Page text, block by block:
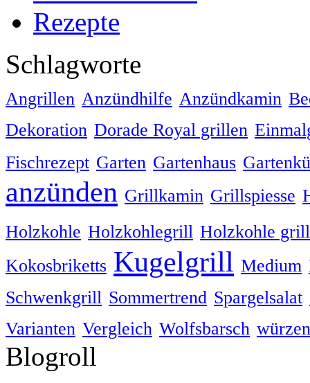
Rezepte
Schlagworte
Angrillen Anzündhilfe Anzündkamin
Dekoration Dorade Royal grillen
Fischrezept Garten Gartenhaus
anzünden Grillkamin Grillspiesse
Holzkohle Holzkohlegrill Holzkohle
Kokosbriketts Kugelgrill Medium
Schwenkgrill Sommertrend Spargelsalat
Varianten Vergleich Wolfsbarsch würzen
Blogroll